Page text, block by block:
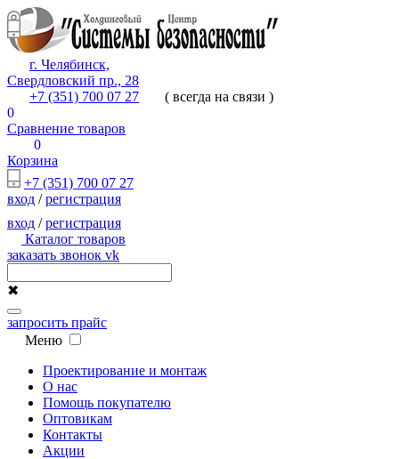
г. Челябинск,
Свердловский пр., 28
+7 (351) 700 07 27
( всегда на связи )
0
Сравнение товаров
0
Корзина
+7 (351) 700 07 27
вход /регистрация
вход /регистрация
Каталог товаров
заказать звонок vk
✖
запросить прайс
Меню
Проектирование и монтаж
О нас
Помощь покупателю
Оптовикам
Контакты
Акции